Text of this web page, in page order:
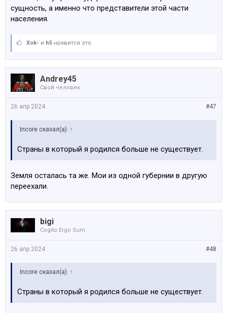
сущность, а именно что представители этой части
населения.
Xok- и h5 нравится это.
Andrey45
Свой человек
#47
26 апр 2024
Incore сказал(а): ↑
Страны в который я родился больше не существует.
Земля осталась та же. Мои из одной губернии в другую
переехали.
bigi
Cogito Ergo Sum
#48
26 апр 2024
Incore сказал(а): ↑
Страны в который я родился больше не существует.